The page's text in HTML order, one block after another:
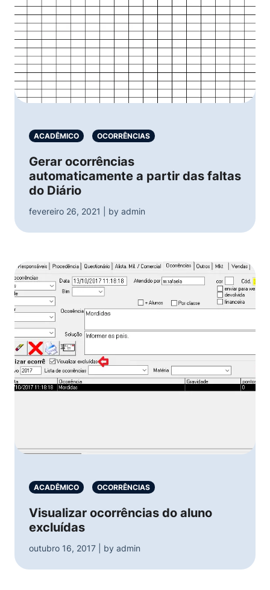
ACADÊMICO OCORRÊNCIAS
Gerar ocorrências
automaticamente a partir das faltas
do Diário
fevereiro 26, 2021 | by admin
ACADÊMICO OCORRÊNCIAS
Visualizar ocorrências do aluno
excluídas
outubro 16, 2017 | by admin